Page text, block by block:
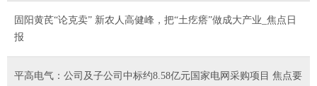
固阳黄芪“论克卖” 新农人高健峰，把“土疙瘩”做成大产业_焦点日
报
平高电气：公司及子公司中标约8.58亿元国家电网采购项目 焦点要